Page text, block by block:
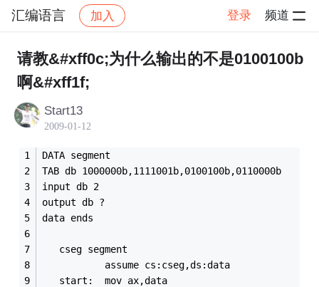
汇编语言 加入 登录 频道
社区 汇编语言 帖子详情
请教&#xff0c;为什么输出的不是0100100b
啊&#xff1f;
Start13
2009-01-12
DATA segment
TAB db 1000000b,1111001b,0100100b,0110000b
input db 2
output db ?
data ends
   cseg segment
           assume cs:cseg,ds:data
   start:  mov ax,data